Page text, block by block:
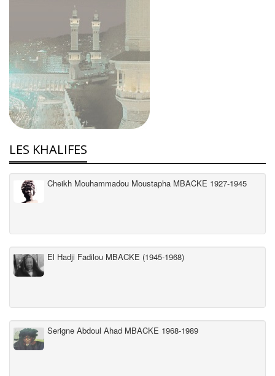
LES KHALIFES
Cheikh Mouhammadou Moustapha MBACKE 1927-1945
El Hadji Fadilou MBACKE (1945-1968)
Serigne Abdoul Ahad MBACKE 1968-1989